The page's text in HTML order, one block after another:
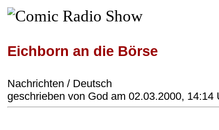
Eichborn an die Börse
Nachrichten / Deutsch
geschrieben von God am 02.03.2000, 14:14